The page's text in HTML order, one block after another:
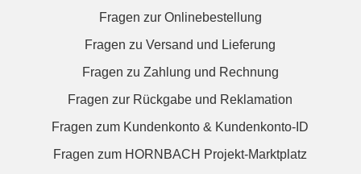
Fragen zur Onlinebestellung
Fragen zu Versand und Lieferung
Fragen zu Zahlung und Rechnung
Fragen zur Rückgabe und Reklamation
Fragen zum Kundenkonto & Kundenkonto-ID
Fragen zum HORNBACH Projekt-Marktplatz